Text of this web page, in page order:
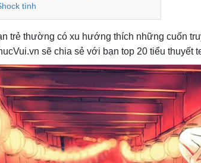
tình
trẻ thường có xu hướng thích những cuốn
sẽ chia sẻ với bạn top 20 tiểu thuyết